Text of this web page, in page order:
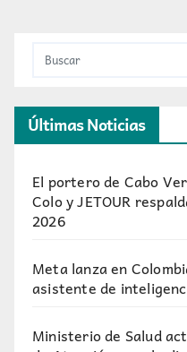
Últimas Noticias
El portero de Cabo
Colo y JETOUR
2026
Meta lanza en
asistente de
Ministerio de Salud